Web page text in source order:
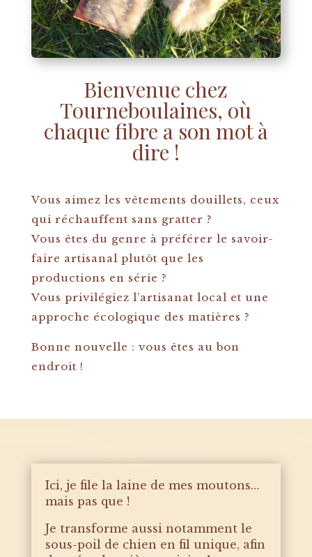
Bienvenue chez
Tourneboulaines, où
chaque fibre a son mot à
dire !
Vous aimez les vêtements douillets, ceux
qui réchauffent sans gratter ?
Vous êtes du genre à préférer le savoir-
faire artisanal plutôt que les
productions en série ?
Vous privilégiez l’artisanat local et une
approche écologique des matières ?
Bonne nouvelle : vous êtes au bon
endroit !
Ici, je file la laine de mes moutons…
mais pas que !
Je transforme aussi notamment le
sous-poil de chien en fil unique, afin